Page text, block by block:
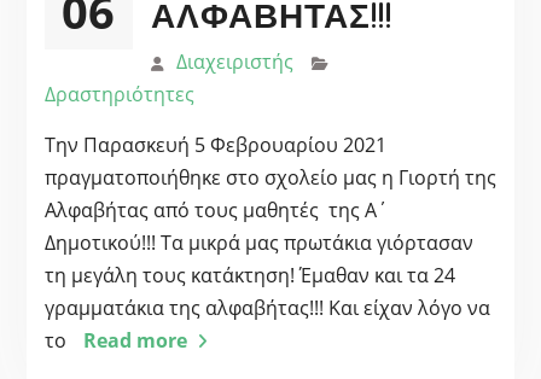
ΑΛΦΑΒΉΤΑΣ!!!
Διαχειριστής
Δραστηριότητες
Την Παρασκευή 5 Φεβρουαρίου 2021
πραγματοποιήθηκε στο σχολείο μας η Γιορτή της
Αλφαβήτας από τους μαθητές της Α΄
Δημοτικού!!! Τα μικρά μας πρωτάκια γιόρτασαν
τη μεγάλη τους κατάκτηση! Έμαθαν και τα 24
γραμματάκια της αλφαβήτας!!! Και είχαν λόγο να
το
Read more